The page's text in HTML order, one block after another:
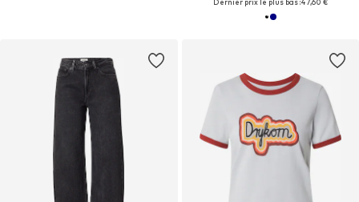
Dernier prix le plus bas :47,60 €